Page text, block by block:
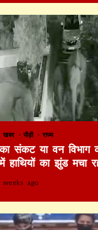
खबर पौड़ी राज्य
संकट या वन विभाग
हाथियों का झुंड मचा
weeks ago